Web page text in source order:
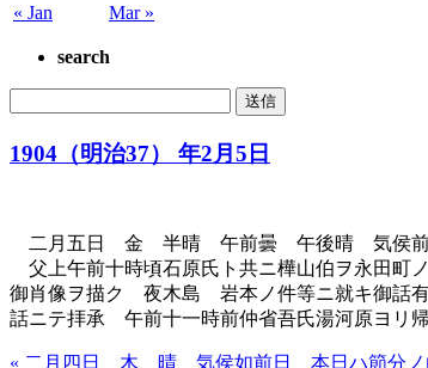
« Jan Mar »
search
1904（明治37） 年2月5日
二月五日 金 半晴 午前曇 午後晴 気侯前
父上午前十時頃石原氏ト共ニ樺山伯ヲ永田
御肖像ヲ描ク 夜木島 岩本ノ件等ニ就キ御話
話ニテ拝承 午前十一時前仲省吾氏湯河原ヨリ
« 二月四日 木 晴 気侯如前日 本日ハ節分ノ